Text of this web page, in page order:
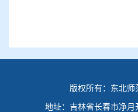
版权所有： 东北师
地址： 吉林省长春市净月